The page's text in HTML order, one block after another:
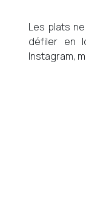
Les plats
défiler en
Instagram,